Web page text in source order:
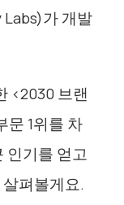
가 개발
<2030 브랜
문 1위를 차
인기를 얻고
펴볼게요.